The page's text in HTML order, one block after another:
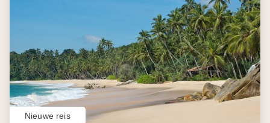
Nieuwe reis